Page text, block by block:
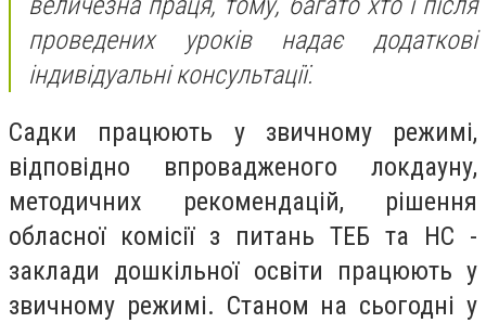
проведених уроків надає додаткові
індивідуальні консультації.
Садки працюють у звичному режимі,
відповідно впровадженого локдауну,
методичних рекомендацій, рішення
обласної комісії з питань ТЕБ та НС -
заклади дошкільної освіти працюють у
звичному режимі. Станом на сьогодні у